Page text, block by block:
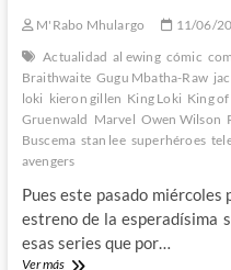
M'Rabo Mhulargo 11/06/
Actualidad al ewing cómic
Braithwaite Gugu Mbatha-Raw
loki kieron gillen King Loki King of
Gruenwald Marvel Owen Wilson
Buscema stan lee superhéroes
avengers
Pues este pasado
estreno de la esperadísima
esas series que por…
Ver másLoki: